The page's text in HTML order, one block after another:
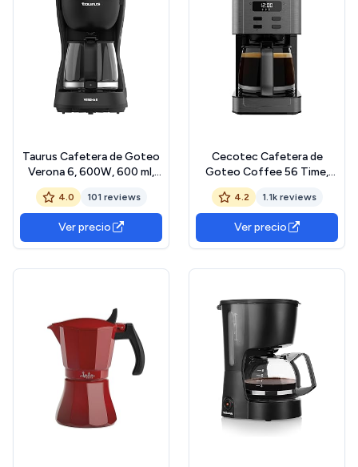
Taurus Cafetera de Goteo
Verona 6, 600W, 600 ml,
Intense Flavour Tech, Placa
Calefactora, Filtro
Permanente Lavable, Jarra
Cristal Antigoteo, Diseño
Compacto Negro Mate,
4.0 101 reviews
Ver precio
Cecotec Cafetera de
Goteo Coffee 56 Time,
800W de Potencia,
Programa tu café, Acero
Inoxidable, Pantalla LCD,
Boquilla antigoteo,
Capacidad 1,3L para 10
4.2 1.1k reviews
Ver precio